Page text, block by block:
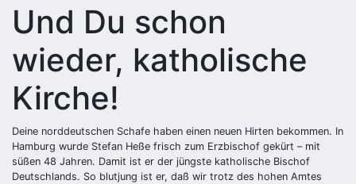
Und Du schon
wieder, katholische
Kirche!
Deine norddeutschen Schafe haben einen neuen Hirten bekommen. In
Hamburg wurde Stefan Heße frisch zum Erzbischof gekürt – mit
süßen 48 Jahren. Damit ist er der jüngste katholische Bischof
Deutschlands. So blutjung ist er, daß wir trotz des hohen Amtes